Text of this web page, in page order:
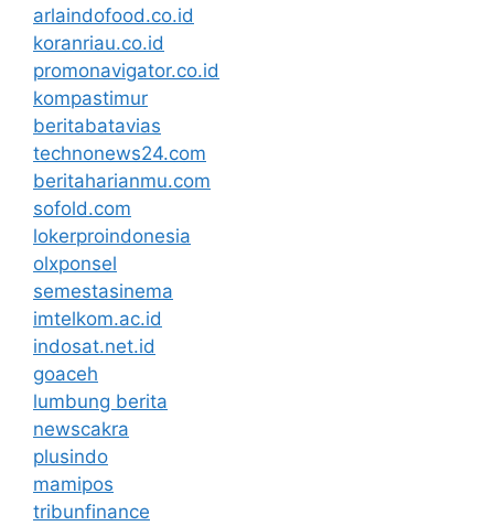
arlaindofood.co.id
koranriau.co.id
promonavigator.co.id
kompastimur
beritabatavias
technonews24.com
beritaharianmu.com
sofold.com
lokerproindonesia
olxponsel
semestasinema
imtelkom.ac.id
indosat.net.id
goaceh
lumbung berita
newscakra
plusindo
mamipos
tribunfinance